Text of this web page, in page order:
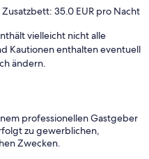
35.0 EUR pro Nacht
vielleicht nicht alle
Kautionen enthalten eventuell
ändern.
professionellen Gastgeber
zu gewerblichen,
Zwecken.